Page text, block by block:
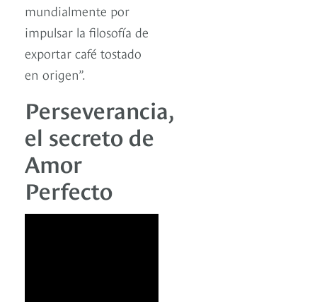
mundialmente por
impulsar la filosofía de
exportar café tostado
en origen”.
Perseverancia,
el secreto de
Amor
Perfecto